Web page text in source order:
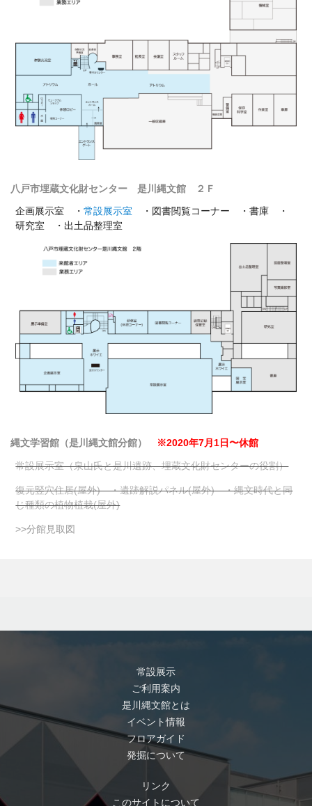
八戸市埋蔵文化財センター 是川縄文館 ２Ｆ
企画展示室 ・常設展示室 ・図書閲覧コーナー ・書庫 ・
研究室 ・出土品整理室
縄文学習館（是川縄文館分館） ※2020年7月1日〜休館
常設展示室（泉山氏と是川遺跡、埋蔵文化財センターの役割）
復元竪穴住居(屋外) ・遺跡解説パネル(屋外) ・縄文時代と同
じ種類の植物植栽(屋外)
>>分館見取図
常設展示
ご利用案内
是川縄文館とは
イベント情報
フロアガイド
発掘について
リンク
このサイトについて